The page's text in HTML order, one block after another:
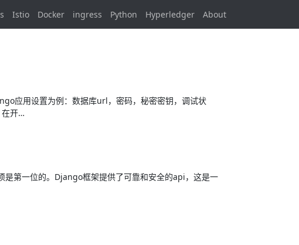
Istio Docker ingress Python Hyperledger About
应用设置为例：数据库url，密码，秘密密钥，调试状
在开…
第一位的。Django框架提供了可靠和安全的api，这是一